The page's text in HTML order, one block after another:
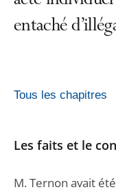
entaché
Tous les chapitres
Les faits et le
M. Ternon avait